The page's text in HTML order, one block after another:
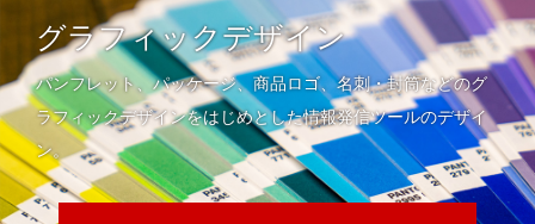
グラフィックデザイン
パンフレット、パッケージ、商品ロゴ、名刺・封筒などのグ
ラフィックデザインをはじめとした情報発信ツールのデザイ
ン。